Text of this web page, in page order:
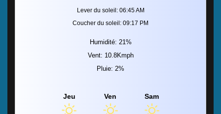
Lever du soleil: 06:45 AM
Coucher du soleil: 09:17 PM
Humidité: 21%
Vent: 10.8Kmph
Pluie: 2%
Jeu Ven Sam